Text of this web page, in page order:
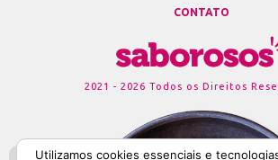
CONTATO
2021 - 2026 Todos os Direitos
Utilizamos cookies essenciais e